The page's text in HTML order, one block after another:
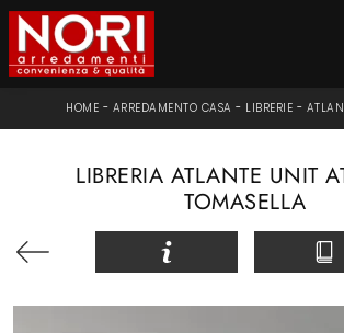
HOME - ARREDAMENTO CASA - LIBRERIE -
LIBRERIA ATLANTE UNIT
TOMASELLA